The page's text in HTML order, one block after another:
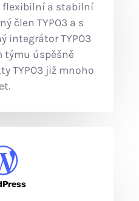
flexibilní a stabilní
člen TYPO3 a s
integrátor TYPO3
týmu úspěšně
TYPO3 již mnoho